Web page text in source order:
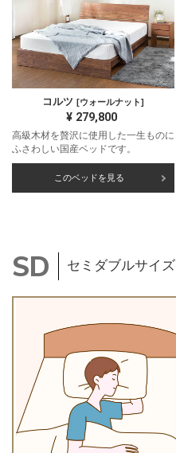
コルツ [ウォールナット]
¥ 279,800
高級木材を贅沢に使用した一生ものに
ふさわしい国産ベッドです。
このベッドを見る
セミダブルサイズ